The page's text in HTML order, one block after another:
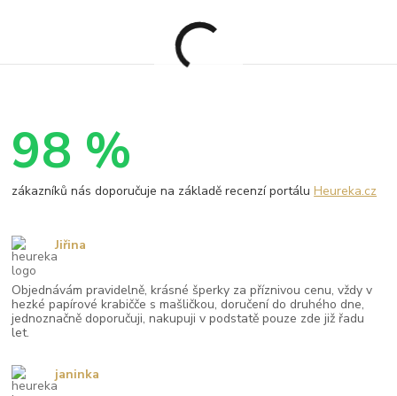
98 %
zákazníků nás doporučuje na základě recenzí portáluHeureka.cz
Objednávám pravidelně, krásné šperky za příznivou cenu, vždy v
hezké papírové krabičče s mašličkou, doručení do druhého dne,
jednoznačně doporučuji, nakupuji v podstatě pouze zde již řadu
let.
Jiřina
janinka